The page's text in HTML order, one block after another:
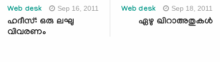
Web desk Sep 16, 2011
ഹദീസ്: ഒരു ലഘു
വിവരണം
Web desk Sep 18, 2011
ഏഴു ഖിറാഅതുകള്‍